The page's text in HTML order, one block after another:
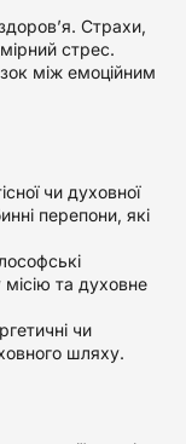
Страхи,
стрес.
між емоційним
чи духовної
перепони, які
та духовне
чи
шляху.